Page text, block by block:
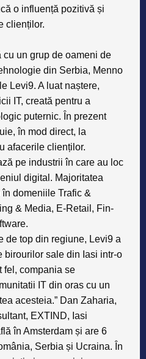
o influență pozitivă și
clienților.
cu un grup de oameni de
din Serbia, Menno
Levi9. A luat naștere,
IT, creată pentru a
puternic. În prezent
în mod direct, la
afacerile clienților.
pe industrii în care au loc
digital. Majoritatea
domeniile Trafic &
& Media, E-Retail, Fin-
de top din regiune, Levi9 a
birourilor sale din Iasi intr-o
fel, compania se
IT din oras cu un
acesteia.” Dan Zaharia,
EXTIND, Iasi
în Amsterdam și are 6
Serbia și Ucraina. În